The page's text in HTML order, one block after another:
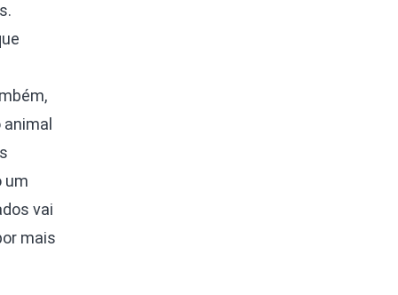
um
vai
mais